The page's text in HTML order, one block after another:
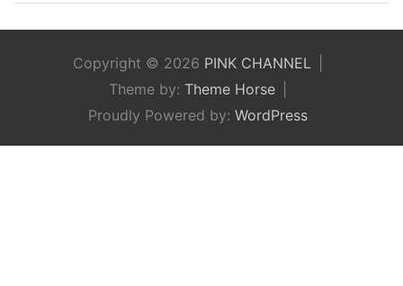
Copyright © 2026 PINK CHANNEL
Theme by: Theme Horse
Proudly Powered by: WordPress